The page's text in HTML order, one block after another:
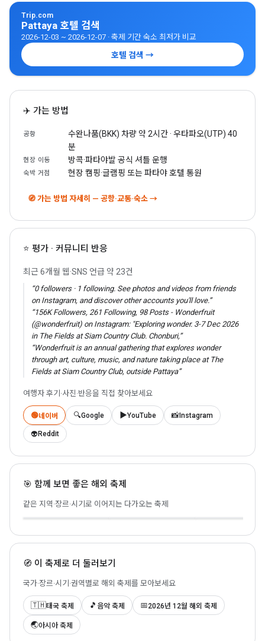
Trip.com
Pattaya 호텔 검색
2026-12-03 ~ 2026-12-07 · 축제 기간 숙소 최저가 비교
호텔 검색 →
✈️ 가는 방법
공항
수완나품(BKK) 차량 약 2시간 · 우타파오(UTP) 40
분
현장 이동 방콕·파타야발 공식 셔틀 운행
숙박 거점 현장 캠핑·글램핑 또는 파타야 호텔 통원
🧭 가는 방법 자세히 — 공항·교통·숙소 →
⭐ 평가 · 커뮤니티 반응
최근 6개월 웹·SNS 언급 약 23건
“0 followers · 1 following. See photos and videos from friends
on Instagram, and discover other accounts you'll love.”
“156K Followers, 261 Following, 98 Posts - Wonderfruit
(@wonderfruit) on Instagram: "Exploring wonder. 3-7 Dec 2026
in The Fields at Siam Country Club. Chonburi,”
“Wonderfruit is an annual gathering that explores wonder
through art, culture, music, and nature taking place at The
Fields at Siam Country Club, outside Pattaya”
여행자 후기·사진·반응을 직접 찾아보세요
🟢네이버 🔍Google ▶️YouTube 📸Instagram
👽 Reddit
🎯 함께 보면 좋은 해외 축제
같은 지역·장르·시기로 이어지는 다가오는 축제
이펭 천등 축제
🇹🇭 Chiang Mai · 2026-
11-24
록 인 재팬
🇯🇵 Chiba · 2026-09-12
🧭 이 축제로 더 둘러보기
국가·장르·시기·권역별로 해외 축제를 모아보세요
🇹🇭태국 축제 🎵 음악 축제 📅2026년 12월 해외 축제
🌏아시아 축제